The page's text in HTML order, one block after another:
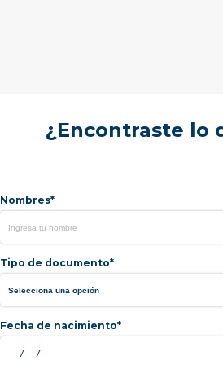
¿Encontraste lo
Nombres*
Tipo de documento*
Fecha de nacimiento*